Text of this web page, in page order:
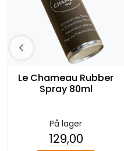
Le Chameau Rubber
Spray 80ml
På lager
129,00